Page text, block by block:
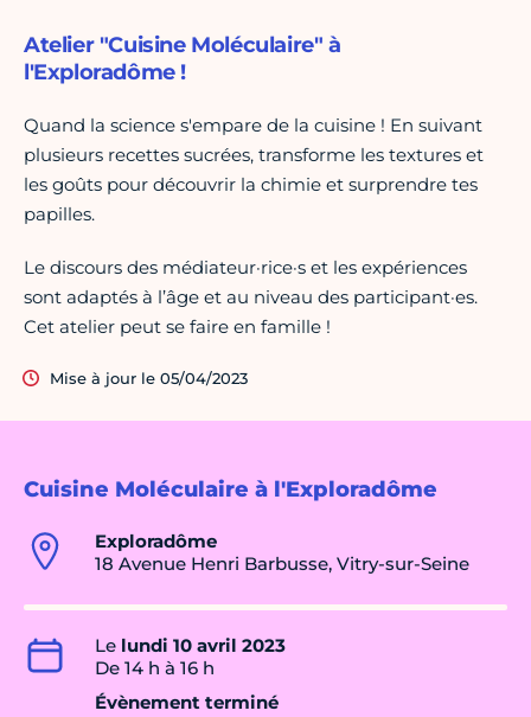
Cuisine Moléculaire à l'Exploradôme
Exploradôme
18 Avenue Henri Barbusse, Vitry-sur-Seine
Le lundi 10 avril 2023
De 14 h à 16 h
Évènement terminé
Atelier "Cuisine Moléculaire" à
l'Exploradôme !
Quand la science s'empare de la cuisine ! En suivant
plusieurs recettes sucrées, transforme les textures et
les goûts pour découvrir la chimie et surprendre tes
papilles.
Le discours des médiateur·rice·s et les expériences
sont adaptés à l’âge et au niveau des participant·es.
Cet atelier peut se faire en famille !
Mise à jour le 05/04/2023